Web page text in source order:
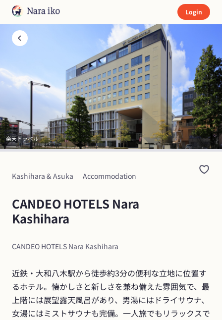
Login
楽天トラベル
Kashihara & Asuka Accommodation
CANDEO HOTELS Nara
Kashihara
CANDEO HOTELS Nara Kashihara
近鉄・大和八木駅から徒歩約3分の便利な立地に位置す
るホテル。懐かしさと新しさを兼ね備えた雰囲気で、最
上階には展望露天風呂があり、男湯にはドライサウナ、
女湯にはミストサウナも完備。一人旅でもリラックスで